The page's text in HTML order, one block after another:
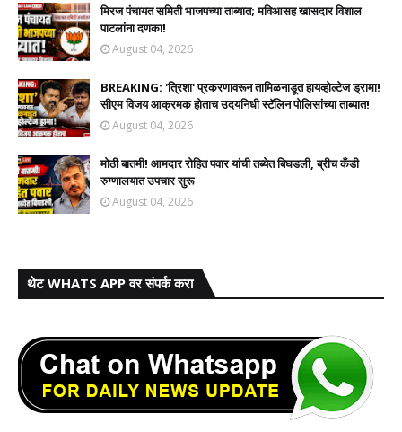
मिरज पंचायत समिती भाजपच्या ताब्यात; मविआसह खासदार विशाल
पाटलांना दणका!
August 04, 2026
BREAKING: 'त्रिशा' प्रकरणावरून तामिळनाडूत हायव्होल्टेज ड्रामा!
सीएम विजय आक्रमक होताच उदयनिधी स्टॅलिन पोलिसांच्या ताब्यात!
August 04, 2026
मोठी बातमी! आमदार रोहित पवार यांची तब्येत बिघडली, ब्रीच कँडी
रुग्णालयात उपचार सुरू
August 04, 2026
थेट WHATS APP वर संपर्क करा